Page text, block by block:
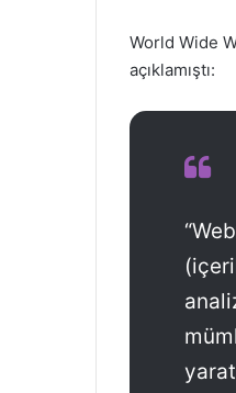
World Wide
açıklamıştı: